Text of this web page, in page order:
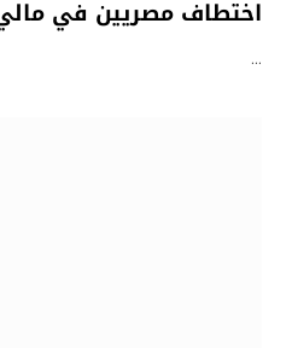
اختطاف مصريين في
…